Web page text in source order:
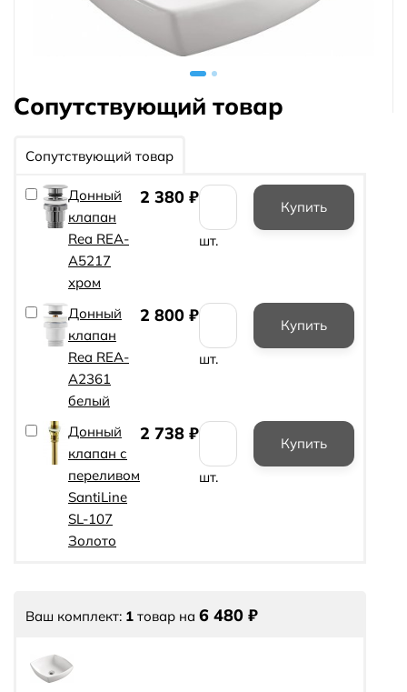
Сопутствующий товар
Сопутствующий товар
Донный
клапан
Rea REA-
A5217
хром
2 380 ₽
шт.
Донный
клапан
Rea REA-
A2361
белый
2 800 ₽
шт.
Донный
клапан с
переливом
SantiLine
SL-107
Золото
2 738 ₽
шт.
Ваш комплект: 1 товар на 6 480 ₽